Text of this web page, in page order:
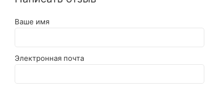
Ваше имя
Электронная почта